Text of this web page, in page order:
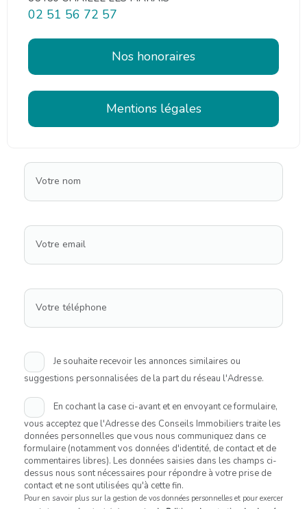
02 51 56 72 57
Nos honoraires
Mentions légales
Votre nom
Votre email
Votre téléphone
Je souhaite recevoir les annonces similaires ou
suggestions personnalisées de la part du réseau l'Adresse.
En cochant la case ci-avant et en envoyant ce formulaire,
vous acceptez que l'Adresse des Conseils Immobiliers traite les
données personnelles que vous nous communiquez dans ce
formulaire (notamment vos données d'identité, de contact et de
commentaires libres). Les données saisies dans les champs ci-
dessus nous sont nécessaires pour répondre à votre prise de
contact et ne sont utilisées qu'à cette fin.
Pour en savoir plus sur la gestion de vos données personnelles et pour exercer